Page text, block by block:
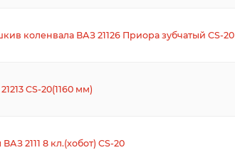
коленвала ВАЗ 21126 Приора зубчатый CS-20
CS-20(1160 мм)
2111 8 кл.(хобот) CS-20